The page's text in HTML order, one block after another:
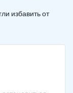
избавить от